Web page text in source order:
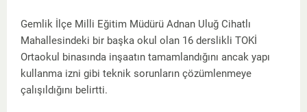
Gemlik İlçe Milli Eğitim Müdürü Adnan Uluğ Cihatlı
Mahallesindeki bir başka okul olan 16 derslikli TOKİ
Ortaokul binasında inşaatın tamamlandığını ancak yapı
kullanma izni gibi teknik sorunların çözümlenmeye
çalışıldığını belirtti.